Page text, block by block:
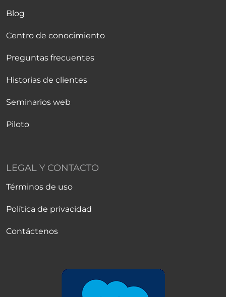
Blog
Centro de conocimiento
Preguntas frecuentes
Historias de clientes
Seminarios web
Piloto
LEGAL Y CONTACTO
Términos de uso
Política de privacidad
Contáctenos